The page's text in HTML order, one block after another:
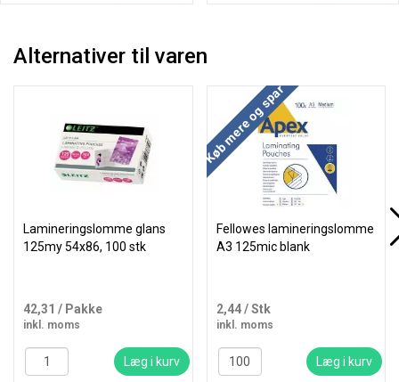
Alternativer til varen
Lamineringslomme glans
125my 54x86, 100 stk
42,31 / Pakke
inkl. moms
Læg i kurv
Køb mere og spar
Fellowes lamineringslomme
A3 125mic blank
2,44/ Stk
inkl. moms
Læg i kurv